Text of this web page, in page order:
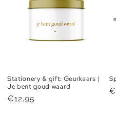
Stationery & gift: Geurkaars |
Je bent goud waard
Normale
€12,95